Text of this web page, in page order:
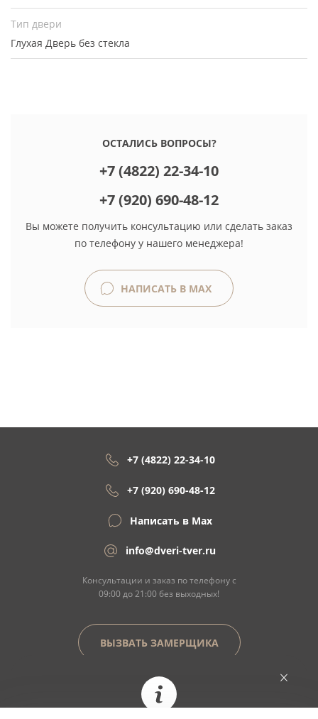
Тип двери
Глухая Дверь без стекла
ОСТАЛИСЬ ВОПРОСЫ?
+7 (4822) 22-34-10
+7 (920) 690-48-12
Вы можете получить консультацию или сделать заказ
по телефону у нашего менеджера!
НАПИСАТЬ В MAX
+7 (4822) 22-34-10
+7 (920) 690-48-12
Написать в Max
info@dveri-tver.ru
Консультации и заказ по телефону с
09:00 до 21:00 без выходных!
ВЫЗВАТЬ ЗАМЕРЩИКА
Сайт не является договором оферты